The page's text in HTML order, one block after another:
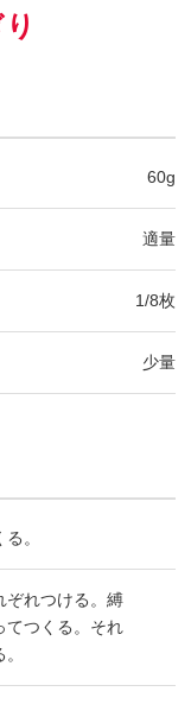
60g
適量
1/8枚
少量
。
ぞれつける。縛
てつくる。それ